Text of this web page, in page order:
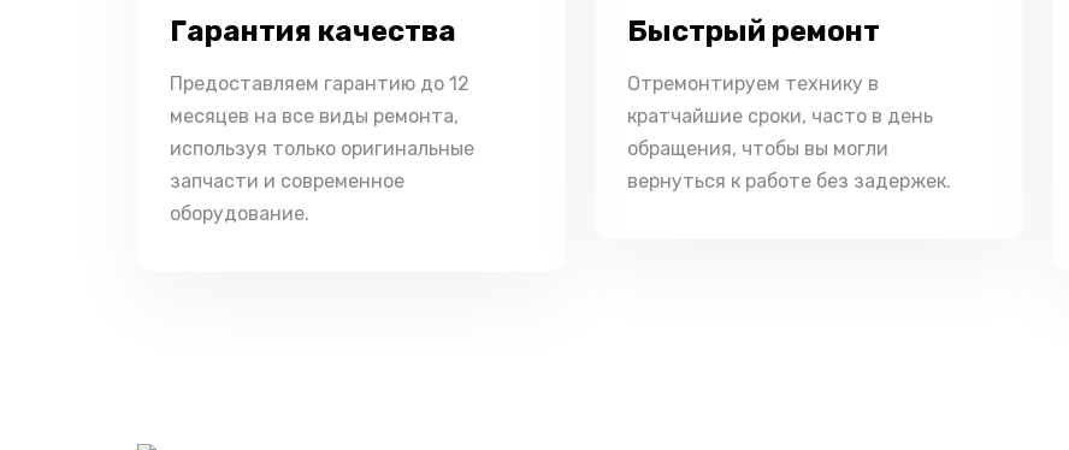
Гарантия качества
Предоставляем гарантию до 12
месяцев на все виды ремонта,
используя только оригинальные
запчасти и современное
оборудование.
Быстрый ремонт
Отремонтируем технику в
кратчайшие сроки, часто в день
обращения, чтобы вы могли
вернуться к работе без задержек.